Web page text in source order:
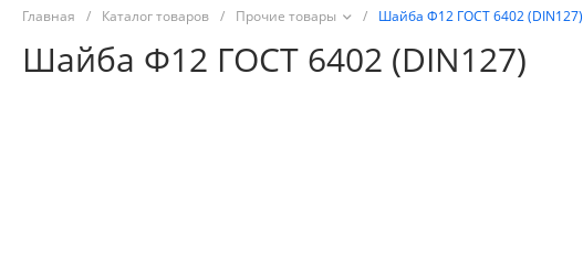
Главная / Каталог товаров / Прочие товары / Шайба Ф12 ГОСТ 6402 (DIN127)
Шайба Ф12 ГОСТ 6402 (DIN127)